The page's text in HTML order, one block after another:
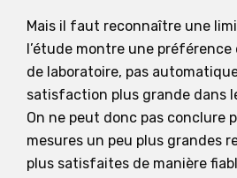
Mais il faut reconnaître une
l’étude montre une
de laboratoire, pas
satisfaction plus grande dans
On ne peut donc pas conclure
mesures un peu plus grandes
plus satisfaites de manière